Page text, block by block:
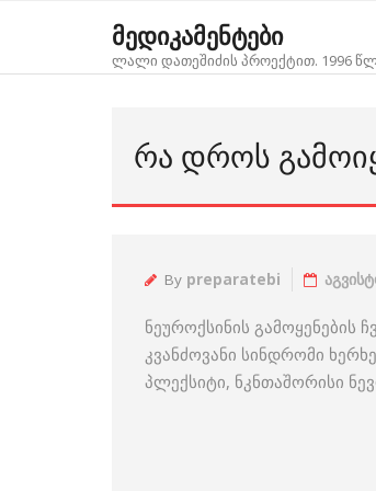
მედიკამენტები
ლალი დათეშიძის პროექტით. 1996
ᲠᲐ ᲓᲠᲝᲡ
By preparatebi
ნეუროქსინის გამოყენების
კვანძოვანი სინდრომი
პლექსიტი, ნკნთაშორისი